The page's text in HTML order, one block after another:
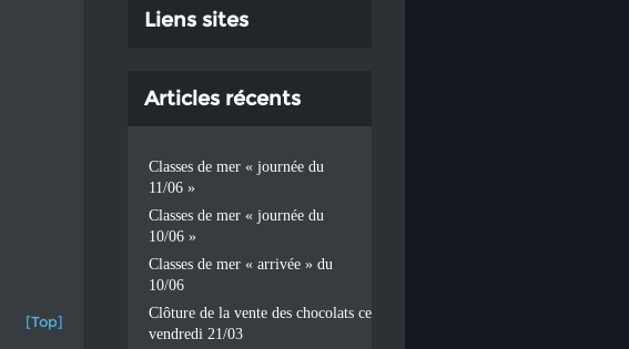
[Top]
Liens sites
Articles récents
Classes de mer « journée du
11/06 »
Classes de mer « journée du
10/06 »
Classes de mer « arrivée » du
10/06
Clôture de la vente des chocolats ce
vendredi 21/03